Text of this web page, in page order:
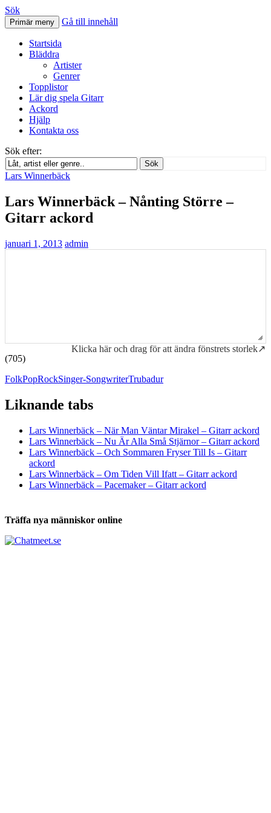
Svenskatabs.se
Sök
Primär meny Gå till innehåll
Startsida
Bläddra
Artister
Genrer
Topplistor
Lär dig spela Gitarr
Ackord
Hjälp
Kontakta oss
Sök efter:
Sök
Lars Winnerbäck
Lars Winnerbäck – Nånting Större –
Gitarr ackord
januari 1, 2013 admin
Klicka här och drag för att ändra fönstrets storlek↗
(705)
FolkPopRockSinger-SongwriterTrubadur
Liknande tabs
Lars Winnerbäck – När Man Väntar Mirakel – Gitarr ackord
Lars Winnerbäck – Nu Är Alla Små Stjärnor – Gitarr ackord
Lars Winnerbäck – Och Sommaren Fryser Till Is – Gitarr
ackord
Lars Winnerbäck – Om Tiden Vill Ifatt – Gitarr ackord
Lars Winnerbäck – Pacemaker – Gitarr ackord
Träffa nya människor online